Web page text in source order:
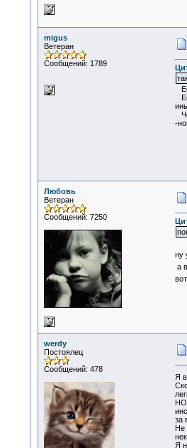
migus
Ветеран
Сообщений: 1789
-
Любовь
Ветеран
Сообщений: 7250
ну
а
werdy
Постоялец
Сообщений: 478
Я
НО
за
Не
Я